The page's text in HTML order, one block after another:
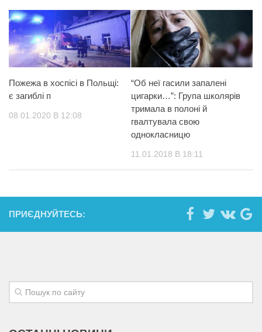
Пожежа в хоспісі в Польщі:
є загиблі п
08.01.2020 В 12:08
“Об неї гасили запалені
цигарки…”: Група школярів
тримала в полоні й
гвалтувала свою
однокласницю
11.01.2018 В 18:11
ПРИЄДНУЙТЕСЬ: